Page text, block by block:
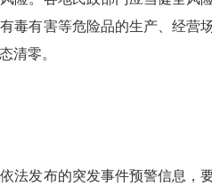
毒有害等危险品的生产、经
清零。
发布的突发事件预警信息，